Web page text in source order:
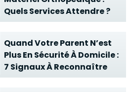
Quels Services Attendre ?
Quand Votre Parent N’est
Plus En Sécurité À Domicile :
7 Signaux À Reconnaître